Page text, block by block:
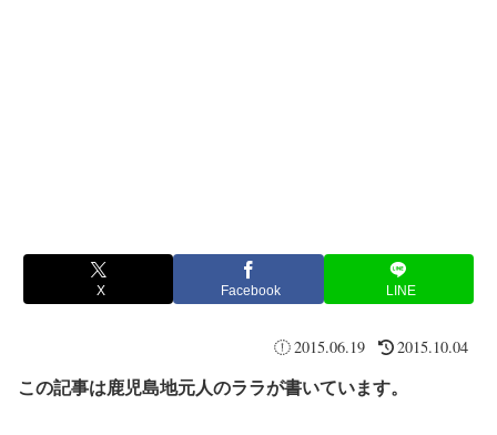
X Facebook LINE
2015.06.19 2015.10.04
この記事は鹿児島地元人のララが書いています。